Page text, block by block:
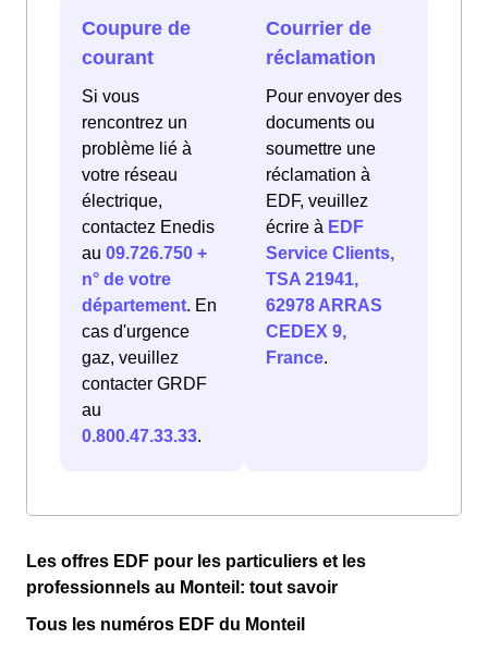
Coupure de
courant
Si vous
rencontrez un
problème lié à
votre réseau
électrique,
contactez Enedis
au 09.726.750 +
n° de votre
département. En
cas d'urgence
gaz, veuillez
contacter GRDF
au
0.800.47.33.33.
Courrier de
réclamation
Pour envoyer des
documents ou
soumettre une
réclamation à
EDF, veuillez
écrire à EDF
Service Clients,
TSA 21941,
62978 ARRAS
CEDEX 9,
France.
Les offres EDF pour les particuliers et les
professionnels au Monteil: tout savoir
Tous les numéros EDF du Monteil